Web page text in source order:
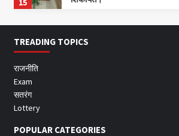
15
TREADING TOPICS
राजनीति
Exam
सतरंग
Lottery
POPULAR CATEGORIES